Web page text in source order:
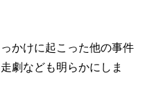
かけに起こった他の事件
劇なども明らかにしま